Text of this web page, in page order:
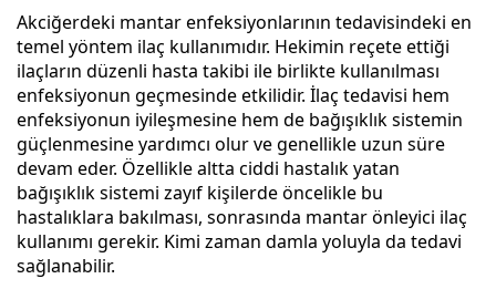
Akciğerdeki mantar enfeksiyonlarının tedavisindeki en
temel yöntem ilaç kullanımıdır. Hekimin reçete ettiği
ilaçların düzenli hasta takibi ile birlikte kullanılması
enfeksiyonun geçmesinde etkilidir. İlaç tedavisi hem
enfeksiyonun iyileşmesine hem de bağışıklık sistemin
güçlenmesine yardımcı olur ve genellikle uzun süre
devam eder. Özellikle altta ciddi hastalık yatan
bağışıklık sistemi zayıf kişilerde öncelikle bu
hastalıklara bakılması, sonrasında mantar önleyici ilaç
kullanımı gerekir. Kimi zaman damla yoluyla da tedavi
sağlanabilir.